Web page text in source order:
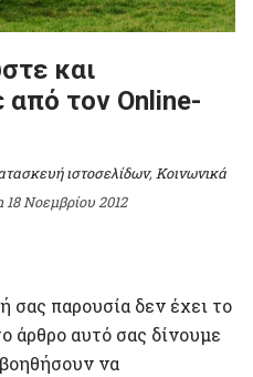
και
από τον Online-
ιστοσελίδων, Κοινωνικά
18 Νοεμβρίου 2012
σας παρουσία δεν έχει το
άρθρο αυτό σας δίνουμε
να